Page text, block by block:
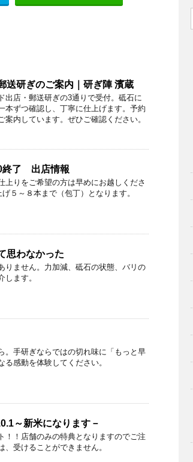
送研ぎのご案内｜研ぎ陣 濱蔵
出店・郵送研ぎの3通りで受付。砥石に
本ずつ確認し、丁寧に仕上げます。予約
内しています。ぜひご確認ください。
終了 出店情報
上りをご希望の方は早めにお越しくださ
５～８本まで（包丁）となります。
思わなかった
りません。力加減、砥石の状態、バリの
ます。
。手研ぎならではの切れ味に「もっと早
感動を体験してください。
～新米になります－
！！店舗のみの特典となりますのでご注
受けることができません。